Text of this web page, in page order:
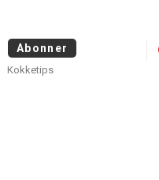
Abonner
Kokketips